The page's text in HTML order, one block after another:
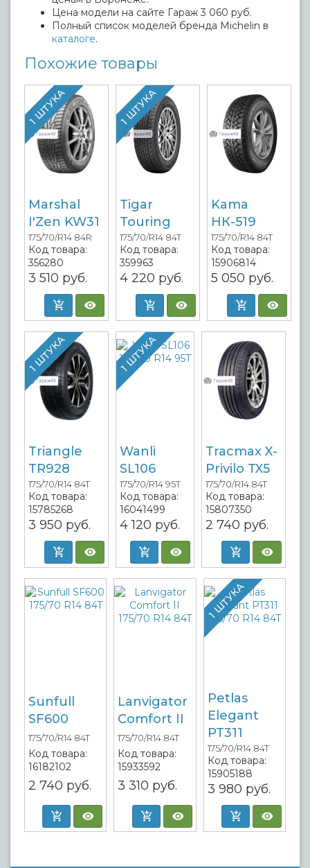
Цена модели на сайте Гараж 3 060 руб.
Полный список моделей бренда Michelin в
каталоге.
Похожие товары
1 ШТУКА
Marshal
I'Zen KW31
175/70/R14 84R
Код товара:
356280
3 510 руб.
1 ШТУКА
Tigar
Touring
175/70/R14 84T
Код товара:
359963
4 220 руб.
Kama
НК-519
175/70/R14 84T
Код товара:
15906814
5 050 руб.
1 ШТУКА
Triangle
TR928
175/70/R14 84T
Код товара:
15785268
3 950 руб.
1 ШТУКА
Wanli
SL106
175/70/R14 95T
Код товара:
16041499
4 120 руб.
Tracmax X-
Privilo TX5
175/70/R14 84T
Код товара:
15807350
2 740 руб.
Sunfull
SF600
175/70/R14 84T
Код товара:
16182102
2 740 руб.
Lanvigator
Comfort II
175/70/R14 84T
Код товара:
15933592
3 310 руб.
1 ШТУКА
Petlas
Elegant
PT311
175/70/R14 84T
Код товара:
15905188
3 980 руб.